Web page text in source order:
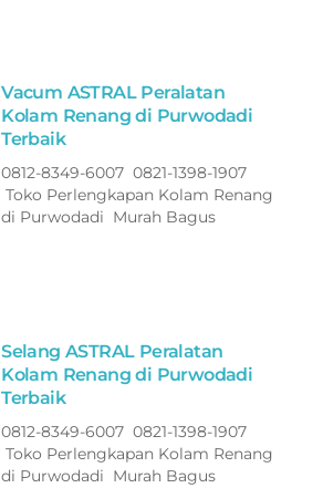
Vacum ASTRAL Peralatan
Kolam Renang di Purwodadi
Terbaik
0812-8349-6007 0821-1398-1907
Toko Perlengkapan Kolam Renang
di Purwodadi Murah Bagus
Selang ASTRAL Peralatan
Kolam Renang di Purwodadi
Terbaik
0812-8349-6007 0821-1398-1907
Toko Perlengkapan Kolam Renang
di Purwodadi Murah Bagus